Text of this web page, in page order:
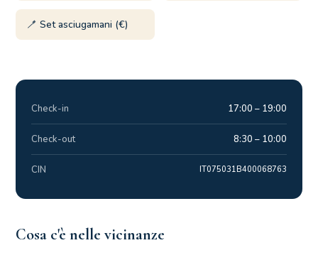
🪥 Set asciugamani (€)
Check-in 17:00 – 19:00
Check-out 8:30 – 10:00
CIN IT075031B400068763
Cosa c'è nelle vicinanze